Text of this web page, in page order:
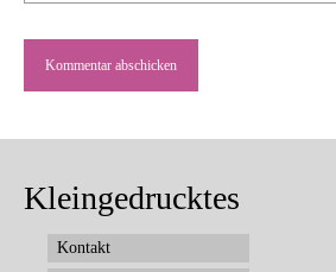
Kleingedrucktes
Kontakt